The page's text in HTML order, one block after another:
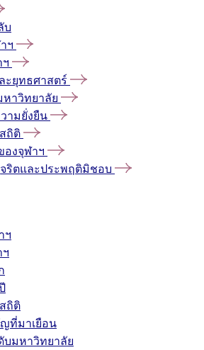
บ
ฯ
ฯ
ะยุทธศาสตร์
าวิทยาลัย
ามยั่งยืน
ถิติ
องจุฬาฯ
จริตและประพฤติมิชอบ
ฯ
ฯ
ถิติ
ที่มาเยือน
บมหาวิทยาลัย